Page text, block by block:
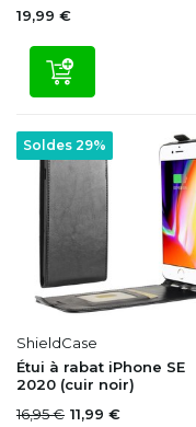
19,99 €
Soldes 29%
ShieldCase
Étui à rabat iPhone SE
2020 (cuir noir)
16,95 € 11,99 €